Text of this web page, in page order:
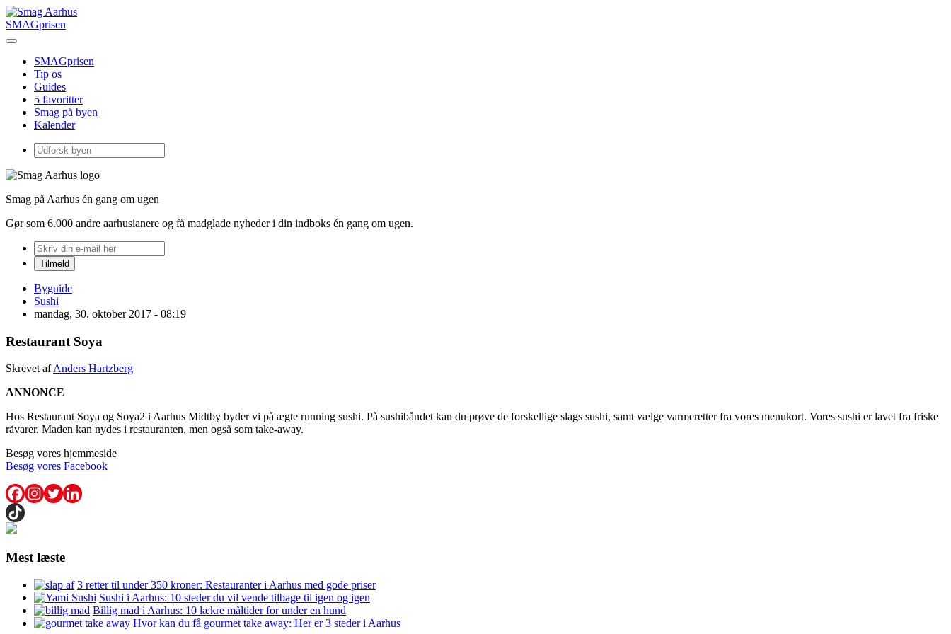
SMAGprisen
SMAGprisen
Tip os
Guides
5 favoritter
Smag på byen
Kalender
Smag på Aarhus én gang om ugen
Gør som 6.000 andre aarhusianere og få madglade nyheder i din indboks én gang om ugen.
Byguide
Sushi
mandag, 30. oktober 2017 - 08:19
Restaurant Soya
Skrevet afAnders Hartzberg
ANNONCE
Hos Restaurant Soya og Soya2 i Aarhus Midtby byder vi på ægte running sushi. På sushibåndet kan du prøve de forskellige slags sushi, samt vælge varmeretter fra vores menukort. Vores sushi er lavet fra friske
råvarer. Maden kan nydes i restauranten, men også som take-away.
Besøg vores hjemmeside
Besøg vores Facebook
Mest læste
3 retter til under 350 kroner: Restauranter i Aarhus med gode priser
Sushi i Aarhus: 10 steder du vil vende tilbage til igen og igen
Billig mad i Aarhus: 10 lækre måltider for under en hund
Hvor kan du få gourmet take away: Her er 3 steder i Aarhus